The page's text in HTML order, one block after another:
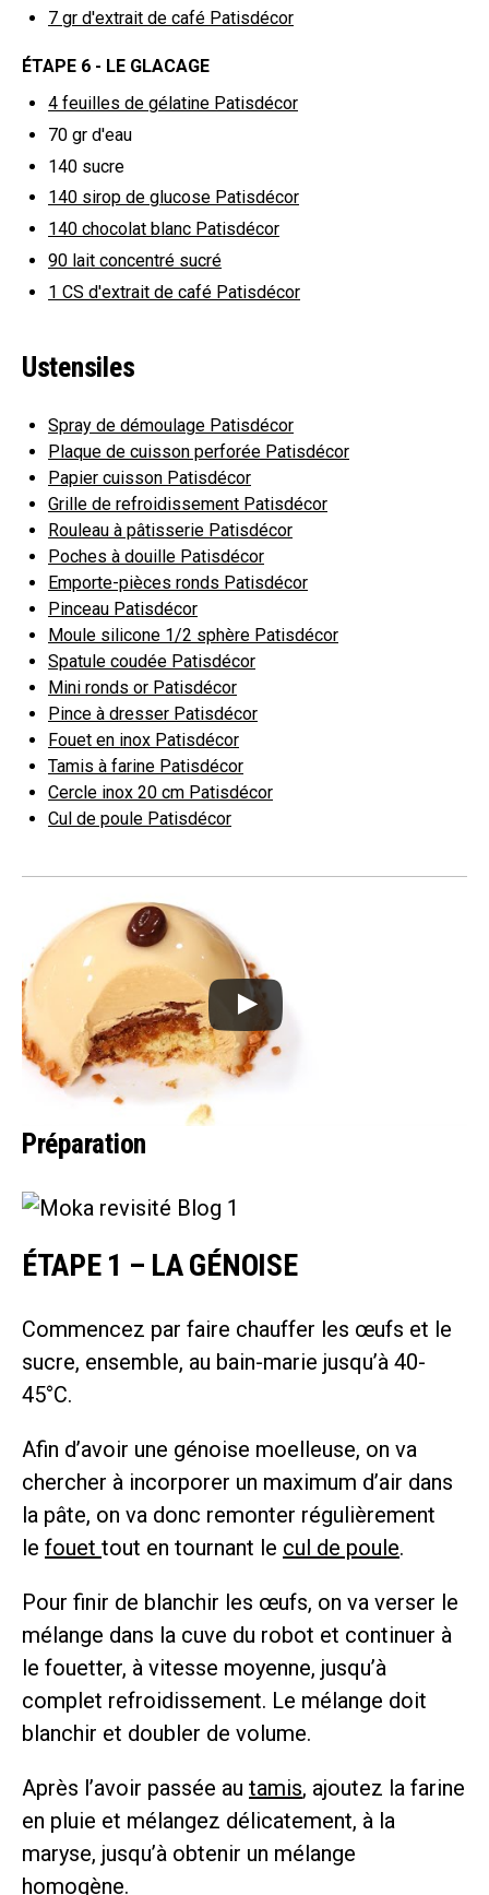
7 gr d'extrait de café Patisdécor
ÉTAPE 6 - LE GLACAGE
4 feuilles de gélatine Patisdécor
70 gr d'eau
140 sucre
140 sirop de glucose Patisdécor
140 chocolat blanc Patisdécor
90 lait concentré sucré
1 CS d'extrait de café Patisdécor
Ustensiles
Spray de démoulage Patisdécor
Plaque de cuisson perforée Patisdécor
Papier cuisson Patisdécor
Grille de refroidissement Patisdécor
Rouleau à pâtisserie Patisdécor
Poches à douille Patisdécor
Emporte-pièces ronds Patisdécor
Pinceau Patisdécor
Moule silicone 1/2 sphère Patisdécor
Spatule coudée Patisdécor
Mini ronds or Patisdécor
Pince à dresser Patisdécor
Fouet en inox Patisdécor
Tamis à farine Patisdécor
Cercle inox 20 cm Patisdécor
Cul de poule Patisdécor
Préparation
ÉTAPE 1 – LA GÉNOISE
Commencez par faire chauffer les œufs et le
sucre, ensemble, au bain-marie jusqu’à 40-
45°C.
Afin d’avoir une génoise moelleuse, on va
chercher à incorporer un maximum d’air dans
la pâte, on va donc remonter régulièrement
le fouet tout en tournant le cul de poule.
Pour finir de blanchir les œufs, on va verser le
mélange dans la cuve du robot et continuer à
le fouetter, à vitesse moyenne, jusqu’à
complet refroidissement. Le mélange doit
blanchir et doubler de volume.
Après l’avoir passée au tamis, ajoutez la farine
en pluie et mélangez délicatement, à la
maryse, jusqu’à obtenir un mélange
homogène.